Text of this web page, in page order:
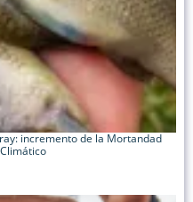
incremento de la Mortandad